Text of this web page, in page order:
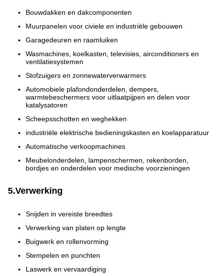
Bouwdakken en dakcomponenten
Muurpanelen voor civiele en industriële gebouwen
Garagedeuren en raamluiken
Wasmachines, koelkasten, televisies, airconditioners en
ventilatiesystemen
Stofzuigers en zonnewaterverwarmers
Automobiele plafondonderdelen, dempers,
warmtebeschermers voor uitlaatpijpen en delen voor
katalysatoren
Scheepsschotten en weghekken
industriële elektrische bedieningskasten en koelapparatuur
Automatische verkoopmachines
Meubelonderdelen, lampenschermen, rekenborden,
bordjes en onderdelen voor medische voorzieningen
5.Verwerking
Snijden in vereiste breedtes
Verwerking van platen op lengte
Buigwerk en rollenvorming
Stempelen en punchten
Laswerk en vervaardiging